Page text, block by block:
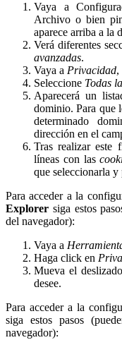
Vaya a
Archivo o bien
aparece arriba a la
Verá diferentes
avanzadas.
Vaya a Privacidad,
Seleccione Todas
Aparecerá un
dominio. Para que
determinado
dirección en el
Tras realizar este
líneas con las
que seleccionarla y
Para acceder a la
Explorer siga estos
del navegador):
Vaya a
Haga click en
Mueva el
desee.
Para acceder a la
siga estos pasos
navegador):